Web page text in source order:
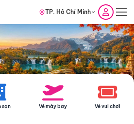
TP. Hồ Chí Minh
sạn Vé máy bay Vé vui chơi